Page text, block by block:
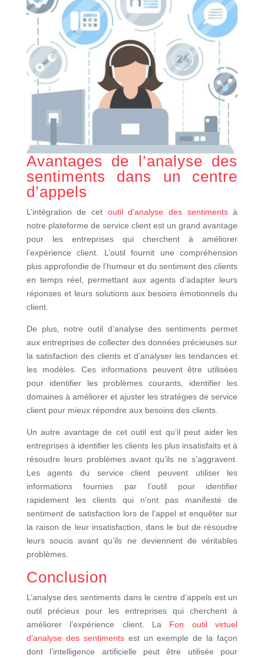
Avantages de l’analyse des
sentiments dans un centre
d’appels
L’intégration de cet outil d’analyse des sentimentsà
notre plateforme de service client est un grand avantage
pour les entreprises qui cherchent à améliorer
l’expérience client. L’outil fournit une compréhension
plus approfondie de l’humeur et du sentiment des clients
en temps réel, permettant aux agents d’adapter leurs
réponses et leurs solutions aux besoins émotionnels du
client.
De plus, notre outil d’analyse des sentiments permet
aux entreprises de collecter des données précieuses sur
la satisfaction des clients et d’analyser les tendances et
les modèles. Ces informations peuvent être utilisées
pour identifier les problèmes courants, identifier les
domaines à améliorer et ajuster les stratégies de service
client pour mieux répondre aux besoins des clients.
Un autre avantage de cet outil est qu’il peut aider les
entreprises à identifier les clients les plus insatisfaits et à
résoudre leurs problèmes avant qu’ils ne s’aggravent.
Les agents du service client peuvent utiliser les
informations fournies par l’outil pour identifier
rapidement les clients qui n’ont pas manifesté de
sentiment de satisfaction lors de l’appel et enquêter sur
la raison de leur insatisfaction, dans le but de résoudre
leurs soucis avant qu’ils ne deviennent de véritables
problèmes.
Conclusion
L’analyse des sentiments dans le centre d’appels est un
outil précieux pour les entreprises qui cherchent à
améliorer l’expérience client. La Fon outil virtuel
d’analyse des sentimentsest un exemple de la façon
dont l’intelligence artificielle peut être utilisée pour